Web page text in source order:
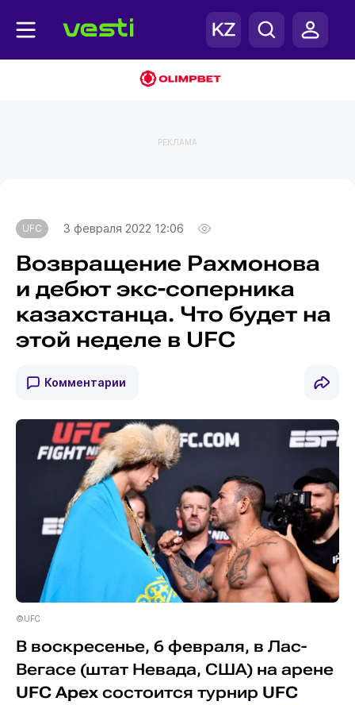
РЕКЛАМА
UFC 3 февраля 2022 12:06
Возвращение Рахмонова
и дебют экс-соперника
казахстанца. Что будет на
этой неделе в UFC
Комментарии
©UFC
В воскресенье, 6 февраля, в Лас-
Вегасе (штат Невада, США) на арене
UFC Apexсостоится турнир UFC